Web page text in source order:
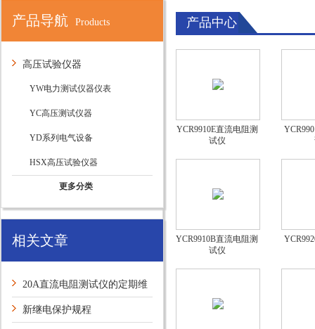
产品导航 Products
高压试验仪器
YW电力测试仪器仪表
YC高压测试仪器
YD系列电气设备
HSX高压试验仪器
更多分类
相关文章
20A直流电阻测试仪的定期维
护保养方法介绍
新继电保护规程
产品中心
YCR9910E直流电阻测
试仪
YCR9910B直流电阻测
试仪